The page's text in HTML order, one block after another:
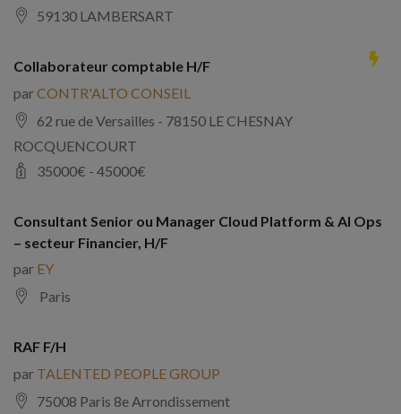
59130 LAMBERSART
Collaborateur comptable H/F
parCONTR'ALTO CONSEIL
62 rue de Versailles - 78150 LE CHESNAY
ROCQUENCOURT
35000€ - 45000€
Consultant Senior ou Manager Cloud Platform & AI Ops
– secteur Financier, H/F
par EY
Paris
RAF F/H
par TALENTED PEOPLE GROUP
75008 Paris 8e Arrondissement